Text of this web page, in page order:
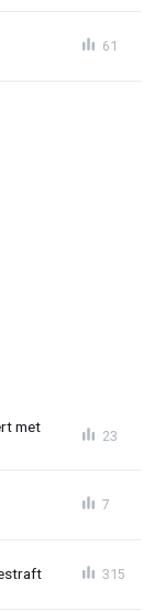
61
met
23
7
315